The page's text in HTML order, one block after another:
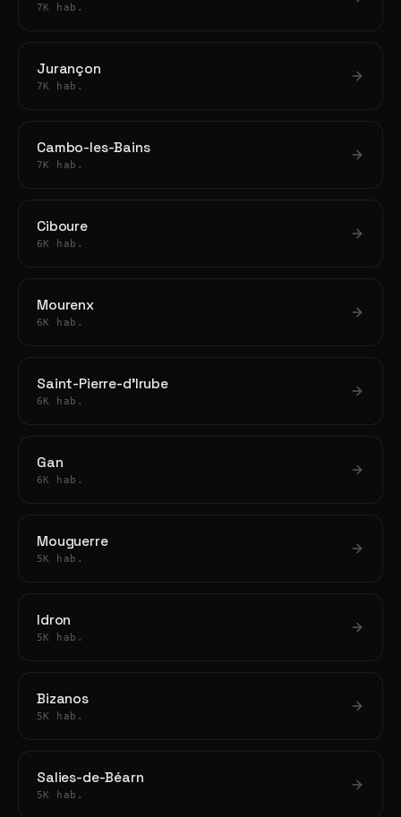
7K hab.
Jurançon
7K hab.
Cambo-les-Bains
7K hab.
Ciboure
6K hab.
Mourenx
6K hab.
Saint-Pierre-d'Irube
6K hab.
Gan
6K hab.
Mouguerre
5K hab.
Idron
5K hab.
Bizanos
5K hab.
Salies-de-Béarn
5K hab.